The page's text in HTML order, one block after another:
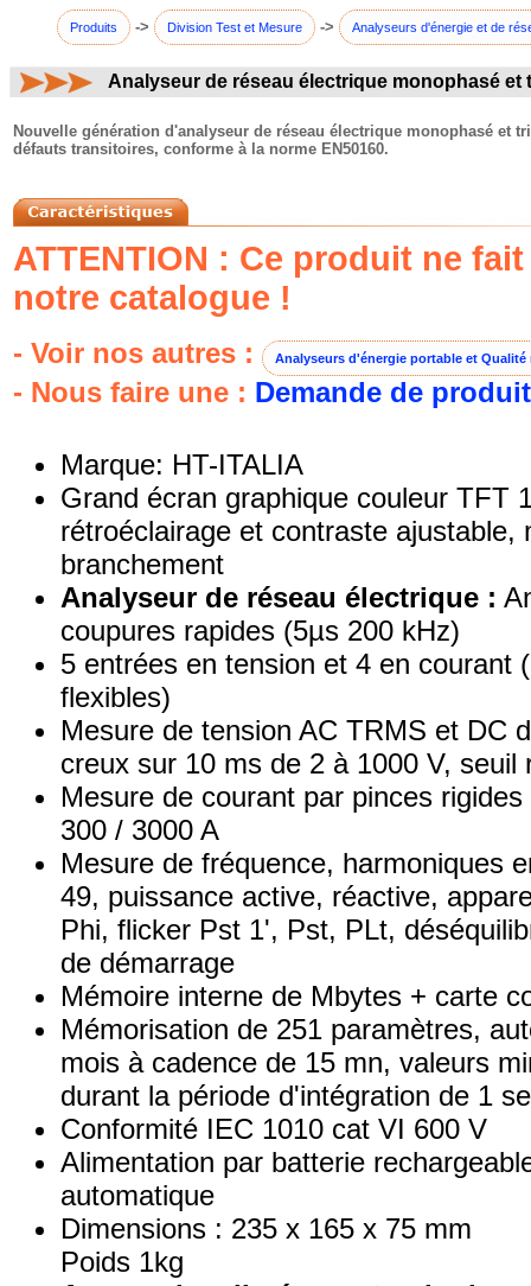
Produits -> Division Test et Mesure -> Analyseurs d'énergie et de
Analyseur de réseau électrique monophasé et
Nouvelle génération d'analyseur de réseau électrique monophasé et
défauts transitoires, conforme à la norme EN50160.
ATTENTION : Ce produit ne
notre catalogue !
- Voir nos autres : Analyseurs d'énergie portable et Qualité
- Nous faire une : Demande de
Marque: HT-ITALIA
Grand écran graphique couleur TFT
rétroéclairage et contraste ajustable,
branchement
Analyseur de réseau électrique :
coupures rapides (5µs 200 kHz)
5 entrées en tension et 4 en courant
flexibles)
Mesure de tension AC TRMS et DC
creux sur 10 ms de 2 à 1000 V, seuil
Mesure de courant par pinces
300 / 3000 A
Mesure de fréquence, harmoniques
49, puissance active, réactive,
Phi, flicker Pst 1', Pst, PLt,
de démarrage
Mémoire interne de Mbytes + carte
Mémorisation de 251 paramètres,
mois à cadence de 15 mn, valeurs
durant la période d'intégration de 1
Conformité IEC 1010 cat VI 600 V
Alimentation par batterie
automatique
Dimensions : 235 x 165 x 75 mm
Poids 1kg